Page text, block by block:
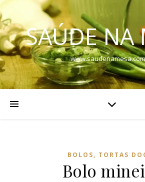
SAÚDE NA
BOLOS, TORTAS
Bolo